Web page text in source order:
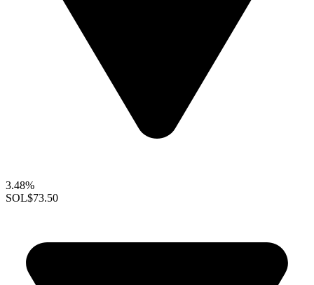
3.48%
SOL$73.50